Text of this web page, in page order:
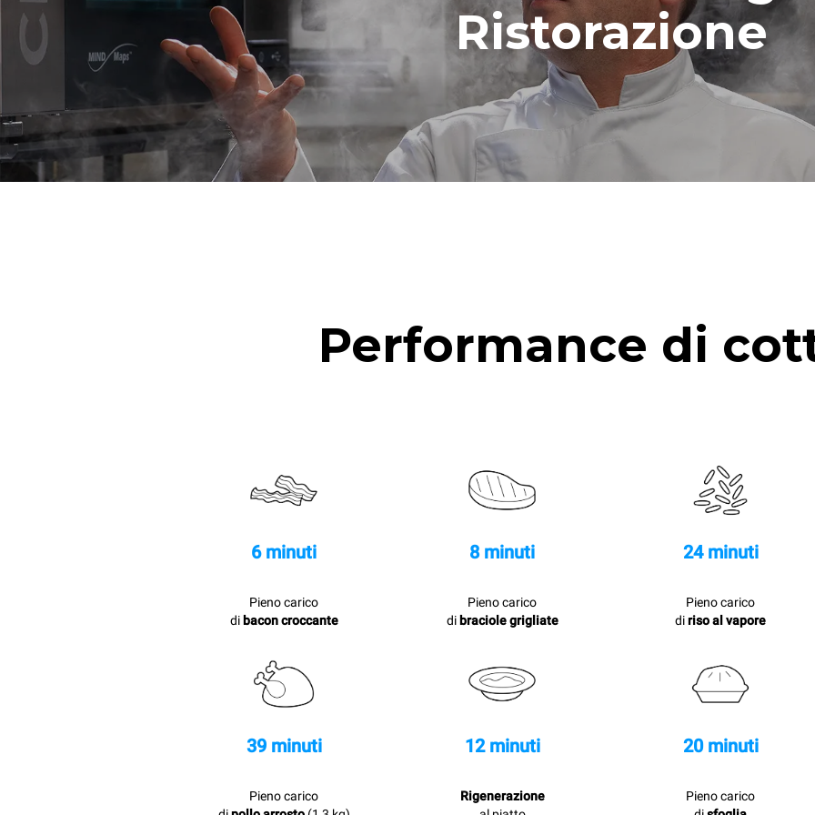
1 lavaggio medio
Ristorazione
Performance di
6 minuti
Pieno carico
di bacon croccante
8 minuti
Pieno carico
di braciole grigliate
24 minuti
Pieno carico
diriso al vapore
39 minuti
Pieno carico
12 minuti
Rigenerazione
20 minuti
Pieno carico